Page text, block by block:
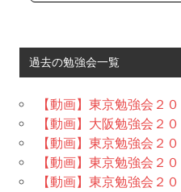
過去の勉強会一覧
【動画】東京勉強会２
【動画】大阪勉強会２
【動画】東京勉強会２
【動画】東京勉強会２
【動画】東京勉強会２